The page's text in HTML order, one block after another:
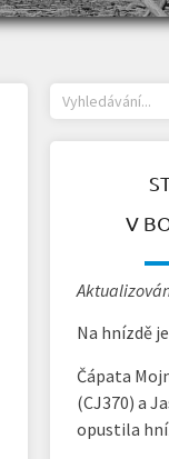
V
Na hnízdě
Čápata
(CJ370) a
opustila